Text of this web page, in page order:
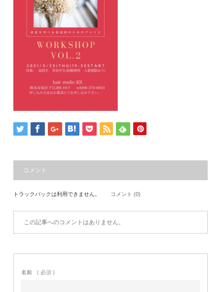
コメント
トラックバックは利用できません。 コメント (0)
この記事へのコメントはありません。
名前 ( 必須 )